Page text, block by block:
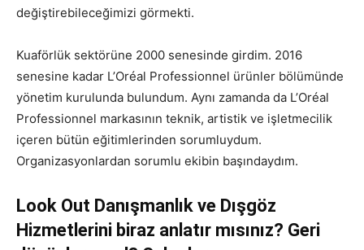
değiştirebileceğimizi görmekti.
Kuaförlük sektörüne 2000 senesinde girdim. 2016
senesine kadar L’Oréal Professionnel ürünler bölümünde
yönetim kurulunda bulundum. Aynı zamanda da L’Oréal
Professionnel markasının teknik, artistik ve işletmecilik
içeren bütün eğitimlerinden sorumluydum.
Organizasyonlardan sorumlu ekibin başındaydım.
Look Out Danışmanlık ve Dışgöz
Hizmetlerini biraz anlatır mısınız? Geri